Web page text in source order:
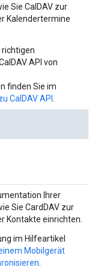
Sie CalDAV zur
Kalendertermine
richtigen
API von
finden Sie im
CalDAV API
Ihrer
Sie CardDAV zur
Kontakte einrichten.
im Hilfeartikel
Mobilgerät